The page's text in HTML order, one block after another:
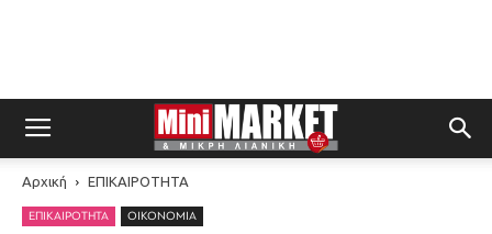
Αρχική ΕΠΙΚΑΙΡΟΤΗΤΑ
ΕΠΙΚΑΙΡΟΤΗΤΑ ΟΙΚΟΝΟΜΊΑ